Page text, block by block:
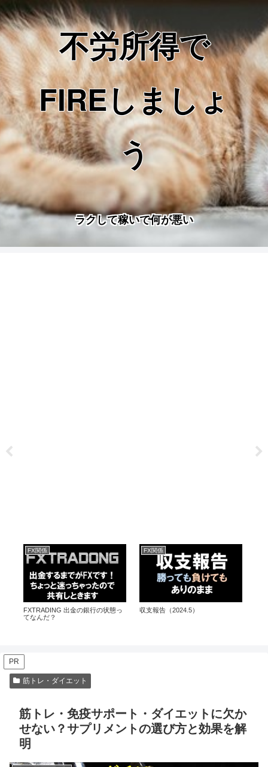
不労所得で
FIREしましょ
う
ラクして稼いで何が悪い
FX関係
FXTRADING 出金の銀行の状態っ
てなんだ？
FX関係
収支報告（2024.5）
PR
筋トレ・ダイエット
筋トレ・免疫サポート・ダイエットに欠か
せない？サプリメントの選び方と効果を解
明